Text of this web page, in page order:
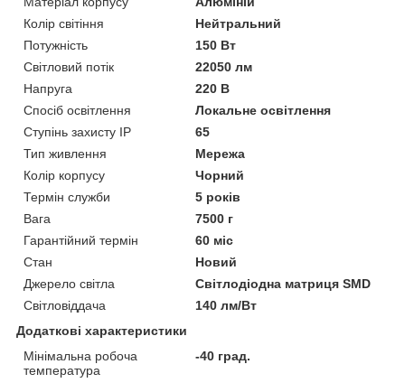
Колір світіння
Нейтральний
Потужність
150 Вт
Світловий потік
22050 лм
Напруга
220 В
Спосіб освітлення
Локальне освітлення
Ступінь захисту IP
65
Тип живлення
Мережа
Колір корпусу
Чорний
Термін служби
5 років
Вага
7500 г
Гарантійний термін
60 міс
Стан
Новий
Джерело світла
Світлодіодна матриця SMD
Світловіддача
140 лм/Вт
Додаткові характеристики
Мінімальна робоча
температура
-40 град.